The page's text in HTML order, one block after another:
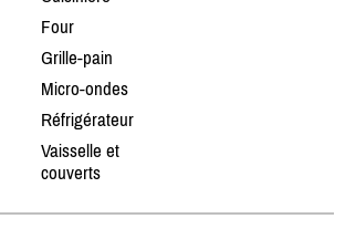
Four
Grille-pain
Micro-ondes
Réfrigérateur
Vaisselle et
couverts